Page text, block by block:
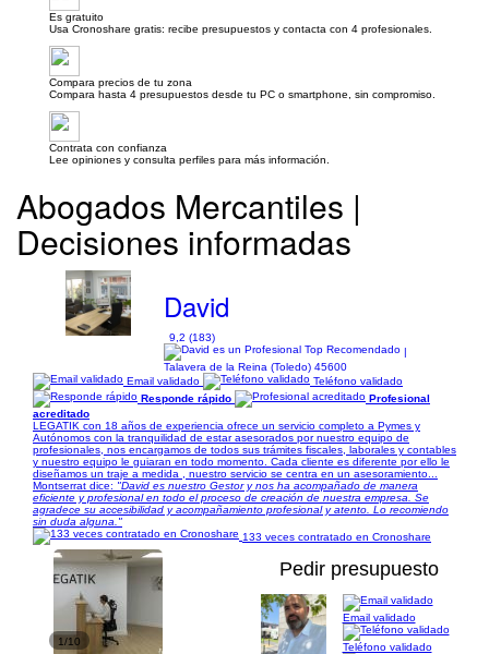
Es gratuito
Usa Cronoshare gratis: recibe presupuestos y contacta con 4 profesionales.
Compara precios de tu zona
Compara hasta 4 presupuestos desde tu PC o smartphone, sin compromiso.
Contrata con confianza
Lee opiniones y consulta perfiles para más información.
Abogados Mercantiles |
Decisiones informadas
David
9,2 (183)
|
Talavera de la Reina (Toledo) 45600
Email validado
Teléfono validado
Responde rápido
Profesional
acreditado
LEGATIK con 18 años de experiencia ofrece un servicio completo a Pymes y
Autónomos con la tranquilidad de estar asesorados por nuestro equipo de
profesionales, nos encargamos de todos sus trámites fiscales, laborales y contables
y nuestro equipo le guiaran en todo momento. Cada cliente es diferente por ello le
diseñamos un traje a medida , nuestro servicio se centra en un asesoramiento...
Montserrat dice: "David es nuestro Gestor y nos ha acompañado de manera
eficiente y profesional en todo el proceso de creación de nuestra empresa. Se
agradece su accesibilidad y acompañamiento profesional y atento. Lo recomiendo
sin duda alguna."
133 veces contratado en Cronoshare
1/10
Pedir presupuesto
Email validado
Teléfono validado